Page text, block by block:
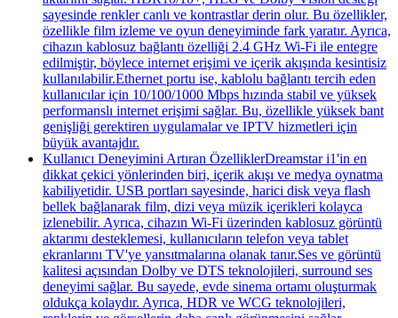
sayesinde renkler canlı ve kontrastlar derin olur. Bu özellikler,
özellikle film izleme ve oyun deneyiminde fark yaratır. Ayrıca,
cihazın kablosuz bağlantı özelliği 2.4 GHz Wi-Fi ile entegre
edilmiştir, böylece internet erişimi ve içerik akışında kesintisiz
kullanılabilir.Ethernet portu ise, kablolu bağlantı tercih eden
kullanıcılar için 10/100/1000 Mbps hızında stabil ve yüksek
performanslı internet erişimi sağlar. Bu, özellikle yüksek bant
genişliği gerektiren uygulamalar ve IPTV hizmetleri için
büyük avantajdır.
Kullanıcı Deneyimini Artıran ÖzelliklerDreamstar i1'in en
dikkat çekici yönlerinden biri, içerik akışı ve medya oynatma
kabiliyetidir. USB portları sayesinde, harici disk veya flash
bellek bağlanarak film, dizi veya müzik içerikleri kolayca
izlenebilir. Ayrıca, cihazın Wi-Fi üzerinden kablosuz görüntü
aktarımı desteklemesi, kullanıcıların telefon veya tablet
ekranlarını TV'ye yansıtmalarına olanak tanır.Ses ve görüntü
kalitesi açısından Dolby ve DTS teknolojileri, surround ses
deneyimi sağlar. Bu sayede, evde sinema ortamı oluşturmak
oldukça kolaydır. Ayrıca, HDR ve WCG teknolojileri,